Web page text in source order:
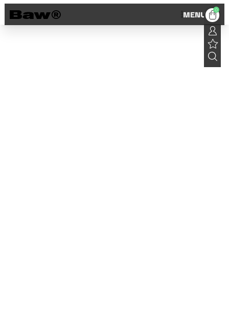
MENU 0